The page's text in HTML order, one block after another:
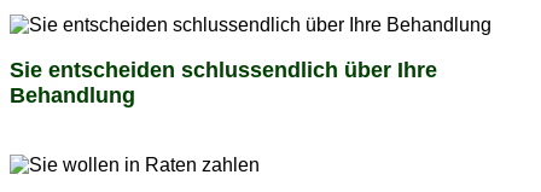
Sie entscheiden schlussendlich über Ihre
Behandlung